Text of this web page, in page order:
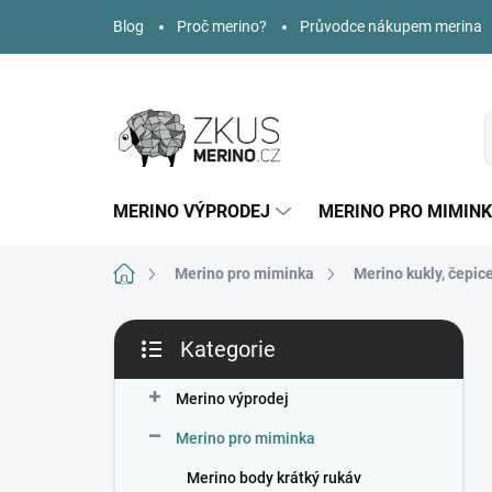
obsah
Blog Proč merino? Průvodce nákupem merina
MERINO VÝPRODEJ MERINO PRO
Domů Merino pro miminka Merino kukly,
P
s
kategorie
Kategorie
Merino výprodej
Merino pro miminka
Merino body krátký rukáv